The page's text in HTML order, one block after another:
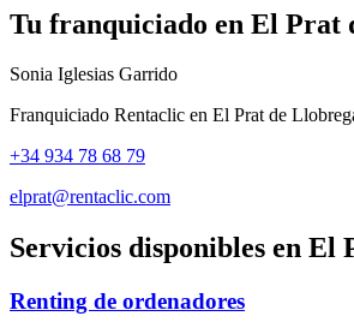
Tu franquiciado en El Prat
Sonia Iglesias Garrido
Franquiciado Rentaclic en El Prat de
+34 934 78 68 79
elprat@rentaclic.com
Servicios disponibles en El
Renting de ordenadores